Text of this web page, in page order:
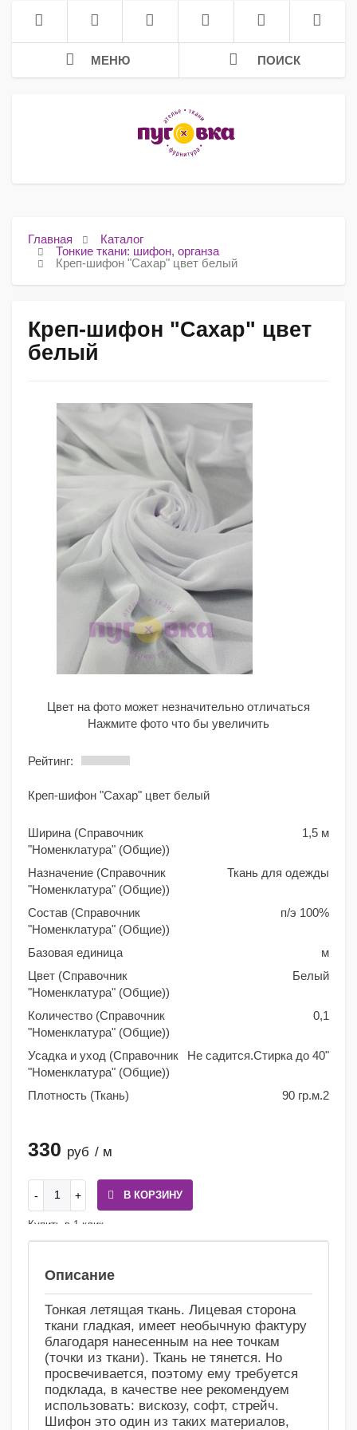
МЕНЮ ПОИСК
Главная
Каталог
Тонкие ткани: шифон, органза
Креп-шифон "Сахар" цвет белый
Креп-шифон "Сахар" цвет
белый
Цвет на фото может незначительно отличаться
Нажмите фото что бы увеличить
Рейтинг:
Креп-шифон "Сахар" цвет белый
Ширина (Справочник
"Номенклатура" (Общие))
1,5 м
Назначение (Справочник
"Номенклатура" (Общие))
Ткань для одежды
Состав (Справочник
"Номенклатура" (Общие))
п/э 100%
Базовая единица
м
Цвет (Справочник
"Номенклатура" (Общие))
Белый
Количество (Справочник
"Номенклатура" (Общие))
0,1
Усадка и уход (Справочник
"Номенклатура" (Общие))
Не садится.Стирка до 40"
Плотность (Ткань) 90 гр.м.2
330 руб / м
В КОРЗИНУ
Купить в 1 клик
Описание
Тонкая летящая ткань. Лицевая сторона
ткани гладкая, имеет необычную фактуру
благодаря нанесенным на нее точкам
(точки из ткани). Ткань не тянется. Но
просвечивается, поэтому ему требуется
подклада, в качестве нее рекомендуем
использовать: вискозу, софт, стрейч.
Шифон это один из таких материалов,